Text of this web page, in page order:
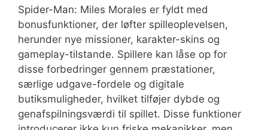
Spider-Man: Miles Morales er fyldt med
bonusfunktioner, der løfter spilleoplevelsen,
herunder nye missioner, karakter-skins og
gameplay-tilstande. Spillere kan låse op for
disse forbedringer gennem præstationer,
særlige udgave-fordele og digitale
butiksmuligheder, hvilket tilføjer dybde og
genafspilningsværdi til spillet. Disse funktioner